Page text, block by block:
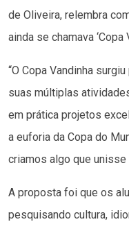
de Oliveira, relembra
ainda se chamava ‘Copa
“O Copa Vandinha
suas múltiplas
em prática projetos
a euforia da Copa do
criamos algo que unisse
A proposta foi que os
pesquisando cultura,